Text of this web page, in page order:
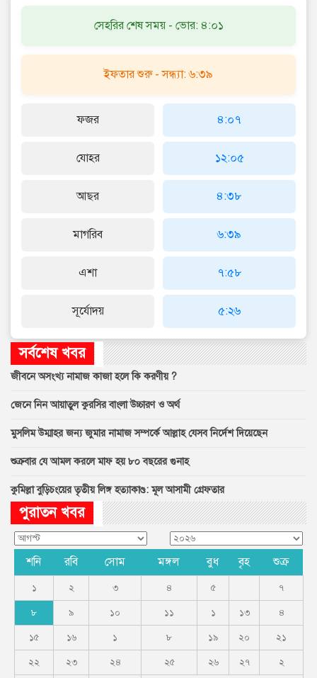
সেহরির শেষ সময় - ভোর: ৪:০১
ইফতার শুরু - সন্ধ্যা: ৬:৩৯
ফজর
যোহর
আছর
মাগরিব
এশা
সূর্যোদয়
৪:০৭
১২:০৫
৪:৩৮
৬:৩৯
৭:৫৮
৫:২৬
সর্বশেষ খবর
জীবনে অসংখ্য নামাজ কাজা হলে কি করণীয় ?
জেনে নিন আয়াতুল কুরসির বাংলা উচ্চারণ ও অর্থ
মুসলিম উম্মাহর জন্য জুমার নামাজ সম্পর্কে আল্লাহ যেসব নির্দেশ দিয়েছেন
শুক্রবার যে আমল করলে মাফ হয় ৮০ বছরের গুনাহ
কুমিল্লা বুড়িচংয়ের তৃতীয় লিঙ্গ হত্যাকাণ্ড: মূল আসামী গ্রেফতার
পুরাতন খবর
শনি রবি সোম মঙ্গল বুধ বৃহ শুক্র
১ ২ ৩ ৪ ৫ ৭
৮ ৯ ১০ ১১ ১ ১৩ ৪
১৫ ১৬ ১ ৮ ১৯ ২০ ২১
২২ ২৩ ২৪ ২৫ ২৬ ২৭ ২